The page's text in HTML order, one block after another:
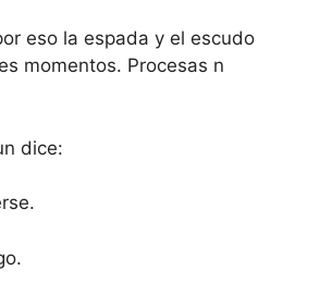
eso la espada y el escudo
momentos. Procesas n
dice: